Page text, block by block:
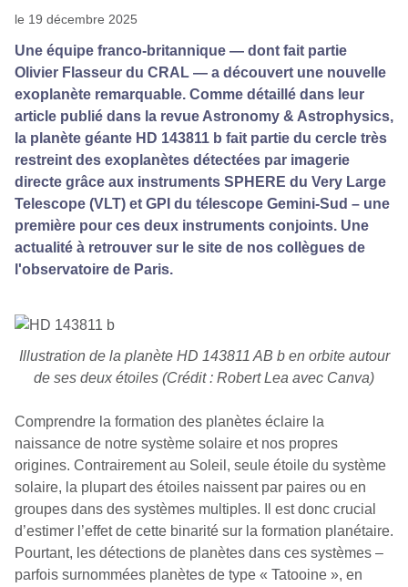
le 19 décembre 2025
Une équipe franco-britannique — dont fait partie
Olivier Flasseur du CRAL — a découvert une nouvelle
exoplanète remarquable. Comme détaillé dans leur
article publié dans la revue Astronomy & Astrophysics,
la planète géante HD 143811 b fait partie du cercle très
restreint des exoplanètes détectées par imagerie
directe grâce aux instruments SPHERE du Very Large
Telescope (VLT) et GPI du télescope Gemini-Sud – une
première pour ces deux instruments conjoints. Une
actualité à retrouver sur le site de nos collègues de
l'observatoire de Paris.
Illustration de la planète HD 143811 AB b en orbite autour
de ses deux étoiles (Crédit : Robert Lea avec Canva)
Comprendre la formation des planètes éclaire la
naissance de notre système solaire et nos propres
origines. Contrairement au Soleil, seule étoile du système
solaire, la plupart des étoiles naissent par paires ou en
groupes dans des systèmes multiples. Il est donc crucial
d’estimer l’effet de cette binarité sur la formation planétaire.
Pourtant, les détections de planètes dans ces systèmes –
parfois surnommées planètes de type « Tatooine », en